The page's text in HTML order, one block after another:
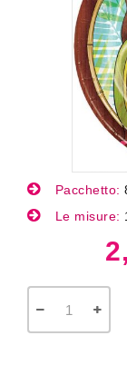
Pacchetto:
Le misure: